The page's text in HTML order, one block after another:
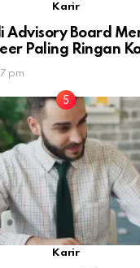
Karir
Advisory Board
Paling Ringan
pm
Karir